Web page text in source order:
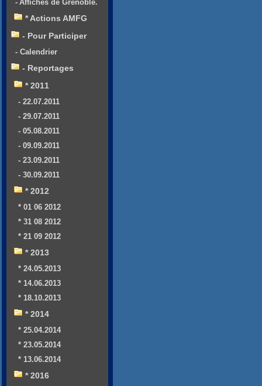
- Affiches de Grenoble.
* Actions AMFG
- Pour Participer
- Calendrier
- Reportages
* 2011
- 22.07.2011
- 29.07.2011
- 05.08.2011
- 09.09.2011
- 23.09.2011
- 30.09.2011
* 2012
* 01 06 2012
* 31 08 2012
* 21 09 2012
* 2013
* 24.05.2013
* 14.06.2013
* 18.10.2013
* 2014
* 25.04.2014
* 23.05.2014
* 13.06.2014
* 2016